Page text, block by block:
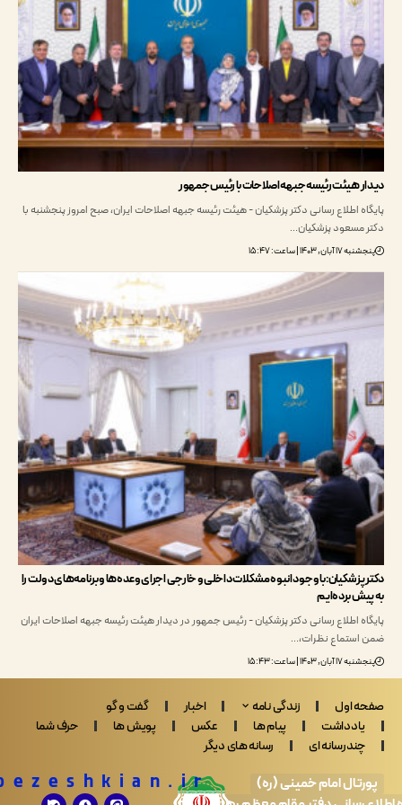
هیئت رئیسه جبهه اصلاحات با رئیس جمهور
اطلاع رسانی دکتر پزشکیان - هیئت رئیسه جبهه اصلاحات ایران، صبح امروز پنجشنبه با
پزشکیان…
۱۴۰۳ | ساعت: ۱۵:۴۷
با وجود انبوه مشکلات داخلی و خارجی اجرای وعده‌ها و برنامه‌های دولت را
برده‌ایم
اطلاع رسانی دکتر پزشکیان - رئیس جمهور در دیدار هیئت رئیسه جبهه اصلاحات ایران
نظرات،…
۱۴۰۳ | ساعت: ۱۵:۴۳
اول زندگی نامه اخبار
گفت و گو
پیام ها عکس پویش ها
حرف شما
ای
رسانه های دیگر
امام خمینی (ره)
Drpezeshkian.ir